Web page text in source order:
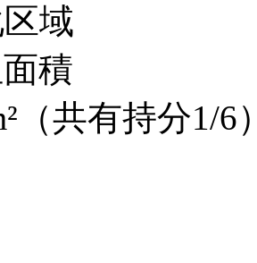
域
積
（共有持分1/6